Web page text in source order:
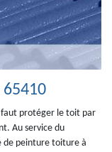
faut protéger le toit par
Au service du
de peinture toiture à